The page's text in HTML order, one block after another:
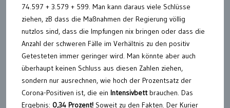
74.597 + 3.579 + 599. Man kann daraus viele Schlüsse
ziehen, zB dass die Maßnahmen der Regierung völlig
nutzlos sind, dass die Impfungen nix bringen oder dass die
Anzahl der schweren Fälle im Verhältnis zu den positiv
Getesteten immer geringer wird. Man könnte aber auch
überhaupt keinen Schluss aus diesen Zahlen ziehen,
sondern nur ausrechnen, wie hoch der Prozentsatz der
Corona-Positiven ist, die ein Intensivbettbrauchen. Das
Ergebnis: 0,34 Prozent! Soweit zu den Fakten. Der Kurier